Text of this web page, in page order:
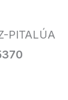
PITALÚA